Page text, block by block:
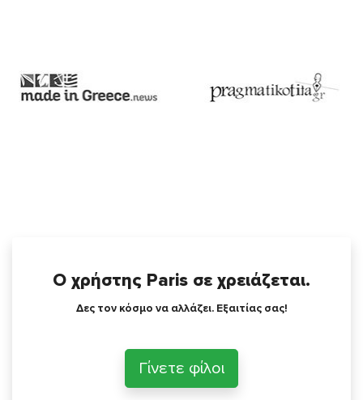
Ο χρήστης Paris σε χρειάζεται.
Δες τον κόσμο να αλλάζει. Εξαιτίας σας!
Γίνετε φίλοι